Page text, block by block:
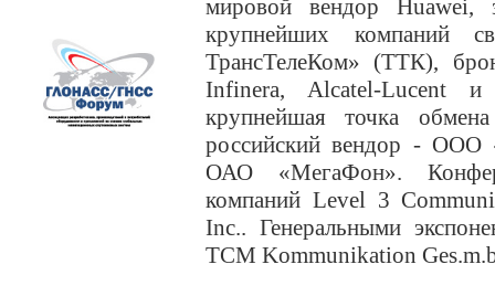
мировой вендор
крупнейших компаний
ТрансТелеКом» (ТТК),
Infinera, Alcatel-Lucent
крупнейшая точка
российский вендор - ООО
ОАО «МегаФон».
компаний Level 3
Inc.. Генеральными
TCM Kommunikation